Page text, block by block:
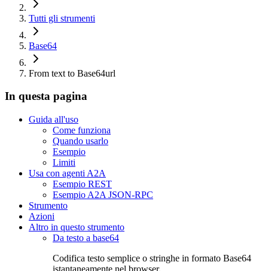
Tutti gli strumenti
Base64
From text to Base64url
In questa pagina
Guida all'uso
Come funziona
Quando usarlo
Esempio
Limiti
Usa con agenti A2A
Esempio REST
Esempio A2A JSON-RPC
Strumento
Azioni
Altro in questo strumento
Da testo a base64
Codifica testo semplice o stringhe in formato Base64